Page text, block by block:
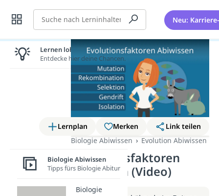
Suche Neu:
Lernplan Merken
Link teilen
Biologie Abiwissen
Evolution Abiwissen
Evolutionsfaktoren
Abiwissen (Video)
Lernen lohnt sich!
Entdecke hier deine Chancen.
Biologie Abiwissen
Tipps fürs Biologie Abitur
Biologie